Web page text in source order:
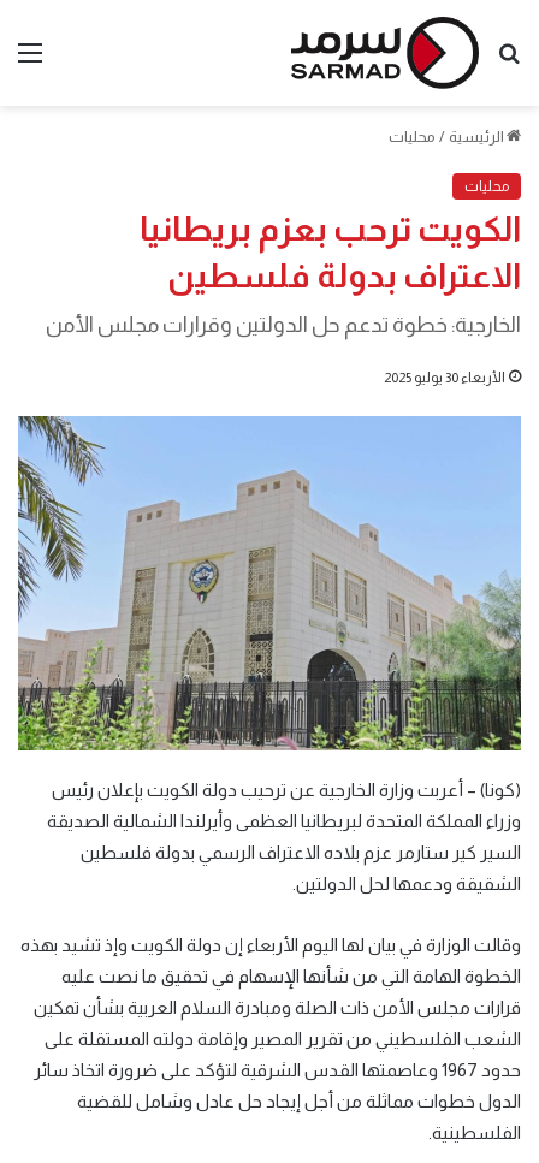
بحث
الرئيسية / محليات
محليات
الكويت ترحب بعزم بريطانيا
الاعتراف بدولة فلسطين
الخارجية: خطوة تدعم حل الدولتين وقرارات مجلس الأمن
الأربعاء 30 يوليو 2025
(كونا) – أعربت وزارة الخارجية عن ترحيب دولة الكويت بإعلان رئيس
وزراء المملكة المتحدة لبريطانيا العظمى وأيرلندا الشمالية الصديقة
السير كير ستارمر عزم بلاده الاعتراف الرسمي بدولة فلسطين
الشقيقة ودعمها لحل الدولتين.
وقالت الوزارة في بيان لها اليوم الأربعاء إن دولة الكويت وإذ تشيد بهذه
الخطوة الهامة التي من شأنها الإسهام في تحقيق ما نصت عليه
قرارات مجلس الأمن ذات الصلة ومبادرة السلام العربية بشأن تمكين
الشعب الفلسطيني من تقرير المصير وإقامة دولته المستقلة على
حدود 1967 وعاصمتها القدس الشرقية لتؤكد على ضرورة اتخاذ سائر
الدول خطوات مماثلة من أجل إيجاد حل عادل وشامل للقضية
الفلسطينية.